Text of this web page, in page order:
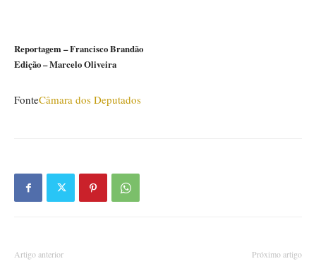
Reportagem – Francisco Brandão
Edição – Marcelo Oliveira
FonteCâmara dos Deputados
Artigo anterior Próximo artigo